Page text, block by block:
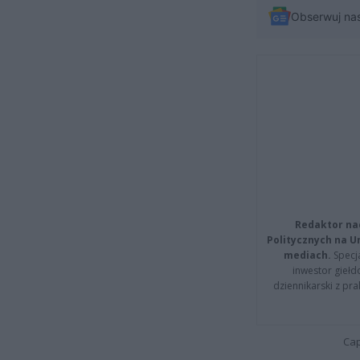
Obserwuj
Redaktor
Politycznych na
mediach.
inwestor
dziennikarski z